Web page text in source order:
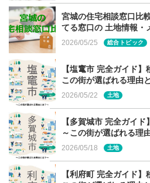
宮城の住宅相談窓口比
てる窓口の 土地情報・
違い
2026/05/25 総合トピック
【塩竃市 完全ガイド
この街が選ばれる理由
2026/05/22 土地
【多賀城市 完全ガイ
～この街が選ばれる理
2026/05/18 土地
【利府町 完全ガイド